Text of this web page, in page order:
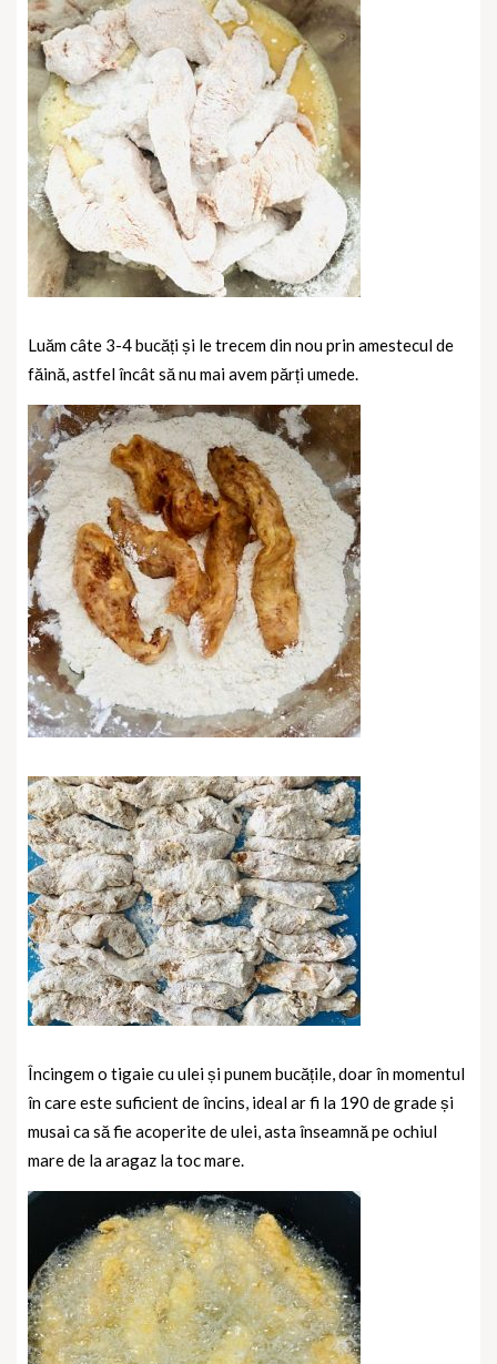
Luăm câte 3-4 bucăți și le trecem din nou prin amestecul de
făină, astfel încât să nu mai avem părți umede.
Încingem o tigaie cu ulei și punem bucățile, doar în momentul
în care este suficient de încins, ideal ar fi la 190 de grade și
musai ca să fie acoperite de ulei, asta înseamnă pe ochiul
mare de la aragaz la toc mare.